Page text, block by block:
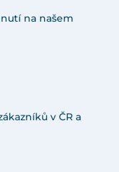
na našem
v ČR a